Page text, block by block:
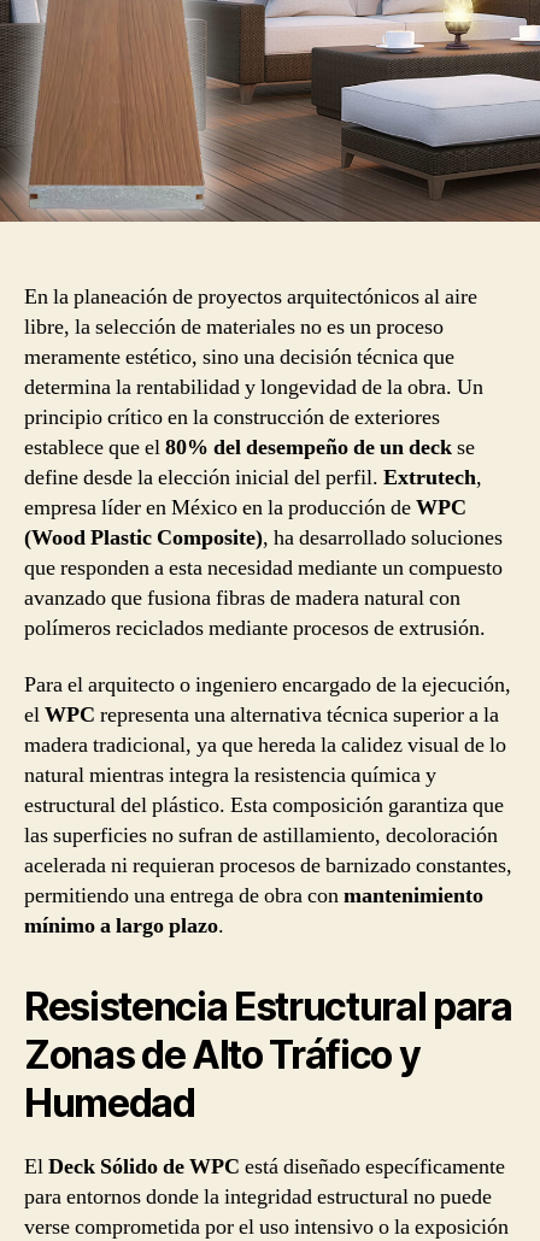
En la planeación de proyectos arquitectónicos al aire
libre, la selección de materiales no es un proceso
meramente estético, sino una decisión técnica que
determina la rentabilidad y longevidad de la obra. Un
principio crítico en la construcción de exteriores
establece que el80% del desempeño de un deckse
define desde la elección inicial del perfil. Extrutech,
empresa líder en México en la producción deWPC
(Wood Plastic Composite), ha desarrollado soluciones
que responden a esta necesidad mediante un compuesto
avanzado que fusiona fibras de madera natural con
polímeros reciclados mediante procesos de extrusión.
Para el arquitecto o ingeniero encargado de la ejecución,
elWPC representa una alternativa técnica superior a la
madera tradicional, ya que hereda la calidez visual de lo
natural mientras integra la resistencia química y
estructural del plástico. Esta composición garantiza que
las superficies no sufran de astillamiento, decoloración
acelerada ni requieran procesos de barnizado constantes,
permitiendo una entrega de obra conmantenimiento
mínimo a largo plazo.
Resistencia Estructural para
Zonas de Alto Tráfico y
Humedad
ElDeck Sólido de WPC está diseñado específicamente
para entornos donde la integridad estructural no puede
verse comprometida por el uso intensivo o la exposición